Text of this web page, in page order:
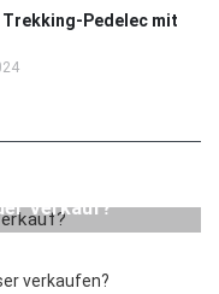
Trekking-Pedelec mit
Verkauf?